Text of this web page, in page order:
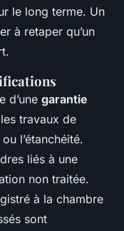
le long terme. Un
à retaper qu’un
d’une garantie
travaux de
l’étanchéité.
liés à une
non traitée.
à la chambre
sont